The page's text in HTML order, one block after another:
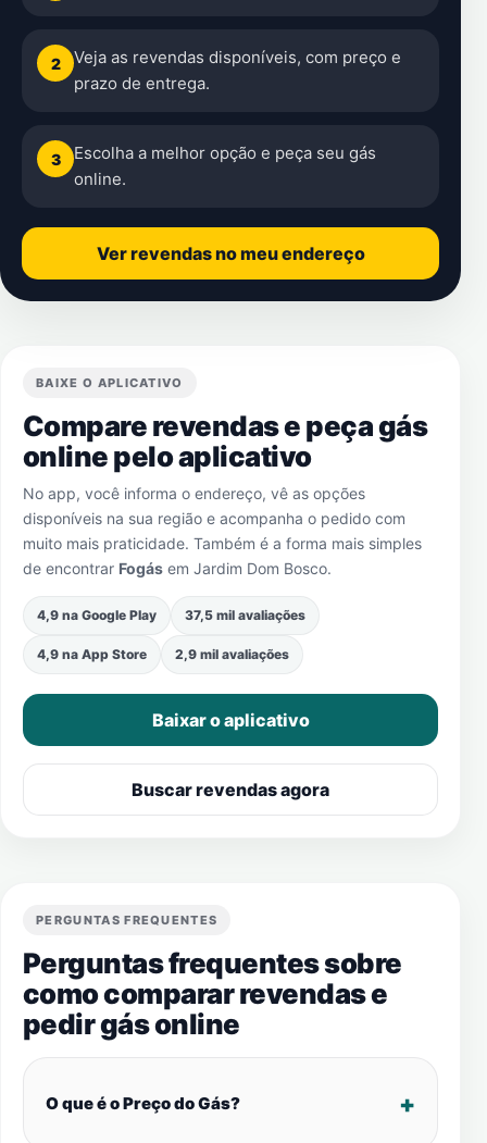
2
Veja as revendas disponíveis, com preço e
prazo de entrega.
3
Escolha a melhor opção e peça seu gás
online.
Ver revendas no meu endereço
BAIXE O APLICATIVO
Compare revendas e peça gás
online pelo aplicativo
No app, você informa o endereço, vê as opções
disponíveis na sua região e acompanha o pedido com
muito mais praticidade. Também é a forma mais simples
de encontrar Fogás em Jardim Dom Bosco.
4,9 na Google Play 37,5 mil avaliações
4,9 na App Store 2,9 mil avaliações
Baixar o aplicativo
Buscar revendas agora
PERGUNTAS FREQUENTES
Perguntas frequentes sobre
como comparar revendas e
pedir gás online
O que é o Preço do Gás?